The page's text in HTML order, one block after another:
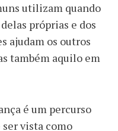
utilizam quando
próprias e dos
ajudam os outros
também aquilo em
é um percurso
ser vista como